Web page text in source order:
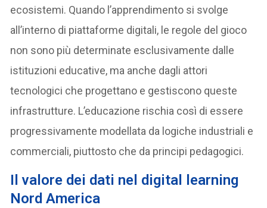
ecosistemi. Quando l’apprendimento si svolge
all’interno di piattaforme digitali, le regole del gioco
non sono più determinate esclusivamente dalle
istituzioni educative, ma anche dagli attori
tecnologici che progettano e gestiscono queste
infrastrutture. L’educazione rischia così di essere
progressivamente modellata da logiche industriali e
commerciali, piuttosto che da principi pedagogici.
Il valore dei dati nel digital learning
Nord America